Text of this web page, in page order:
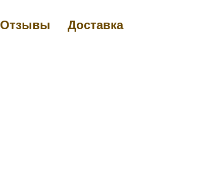
Отзывы Доставка